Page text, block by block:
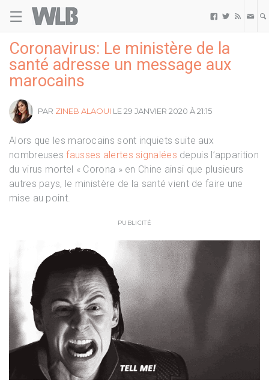
☰   
Coronavirus: Le ministère de la
santé adresse un message aux
marocains
PAR ZINEB ALAOUI LE 29 JANVIER 2020 À 21:15
Alors que les marocains sont inquiets suite aux
nombreusesfausses alertes signalées depuis l’apparition
du virus mortel « Corona » en Chine ainsi que plusieurs
autres pays, le ministère de la santé vient de faire une
mise au point.
PUBLICITÉ